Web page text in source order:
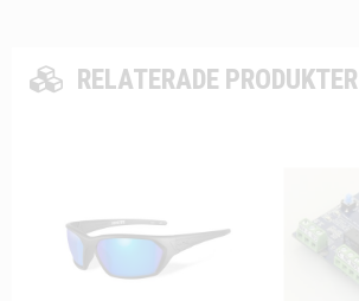
RELATERADE PRODUKTER